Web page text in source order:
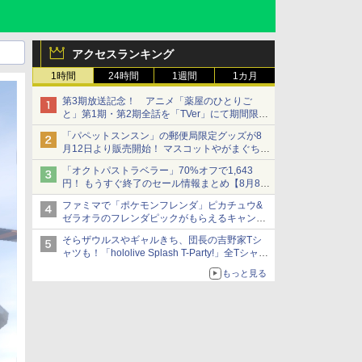
アクセスランキング
1時間 24時間 1週間 1カ月
第3期放送記念！ アニメ「薬屋のひとりご
と」第1期・第2期全話を「TVer」にて期間限定
で順次無料配信開始
「パペットスンスン」の郵便局限定グッズが8
月12日より販売開始！ マスコットやがまぐち、
レターセットなどが登場
「オクトパストラベラー」70%オフで1,643
円！ もうすぐ終了のセール情報まとめ【8月8日
更新】
ニンテンドーeショップでは「大神 絶景版」が
67%オフで990円
ファミマで「ポケモンフレンダ」ピカチュウ&
ゼラオラのフレンダピックがもらえるキャンペ
ーン開催！
そらザウルスやギャルきち、団長の吉野家Tシ
ャツも！「hololive Splash T-Party!」全Tシャツ
ラインナップ公開＆オンライン販売開始
もっと見る